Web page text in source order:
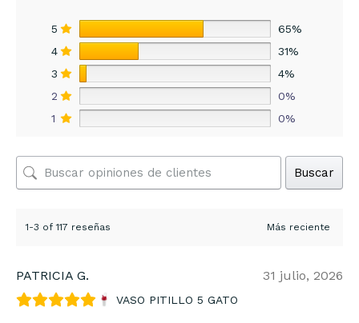
5
65%
4
31%
3
4%
2
0%
1
0%
Buscar
1-3 of 117 reseñas
PATRICIA G. 31 julio, 2026
VASO PITILLO 5 GATO